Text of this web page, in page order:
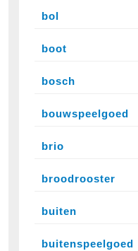
bol
boot
bosch
bouwspeelgoed
brio
broodrooster
buiten
buitenspeelgoed